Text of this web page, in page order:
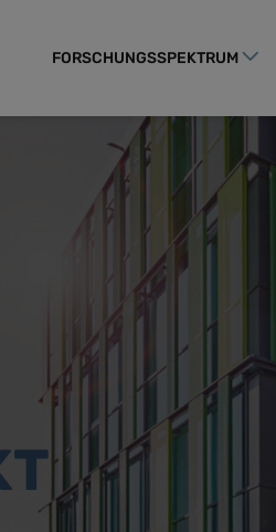
FORSCHUNGSSPEKTRUM